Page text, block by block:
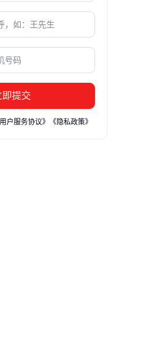
即提交
用户服务协议》 《隐私政策》